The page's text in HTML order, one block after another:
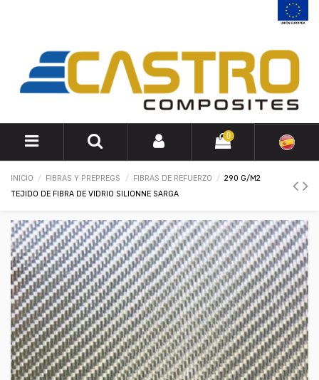
0
INICIO FIBRAS Y PREPREGS FIBRAS DE REFUERZO
290 G/M2
TEJIDO DE FIBRA DE VIDRIO SILIONNE SARGA